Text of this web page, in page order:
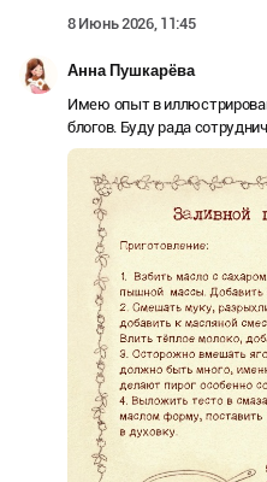
8 Июнь 2026, 11:45
Анна Пушкарёва
Имею опыт в
блогов. Буду рада